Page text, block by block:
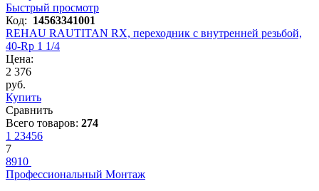
Быстрый просмотр
Код: 14563341001
REHAU RAUTITAN RX, переходник с внутренней резьбой,
40-Rр 1 1/4
Цена:
2 376
руб.
Купить
Сравнить
Всего товаров: 274
1 23456
7
8910
Профессиональный Монтаж